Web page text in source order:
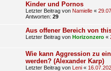
Kinder und Pornos
Letzter Beitrag von Namielle «
Antworten: 29
Aus offener Bereich von
Letzter Beitrag von Horizonzero «
Wie kann Aggression zu
werden? (Alexander Karp)
Letzter Beitrag von Leni «